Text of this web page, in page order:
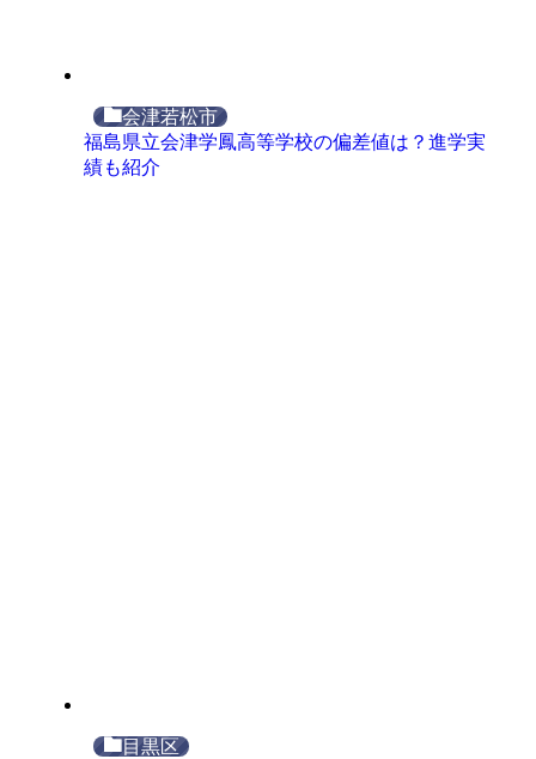
会津若松市
福島県立会津学鳳高等学校の偏差値は？進学実
績も紹介
目黒区